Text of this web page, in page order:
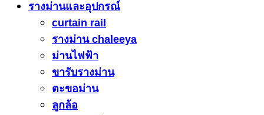
รางม่านและอุปกรณ์
curtain rail
รางม่าน chaleeya
ม่านไฟฟ้า
ขารับรางม่าน
ตะขอม่าน
ลูกล้อ